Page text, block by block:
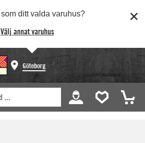
som ditt valda varuhus?
Välj annat varuhus
Göteborg